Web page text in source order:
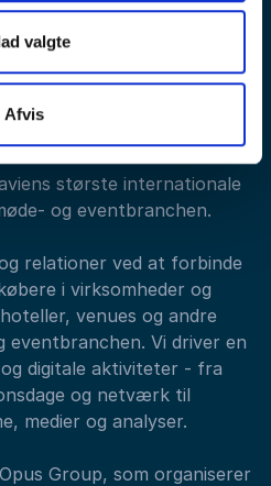
valgte
Afvis
største internationale
og eventbranchen.
relationer ved at forbinde
i virksomheder og
venues og andre
eventbranchen. Vi driver en
digitale aktiviteter - fra
og netværk til
medier og analyser.
Group, som organiserer